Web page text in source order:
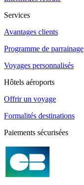
Services
Avantages clients
Programme de parrainage
Voyages personnalisés
Hôtels aéroports
Offrir un voyage
Formalités destinations
Paiements sécurisées